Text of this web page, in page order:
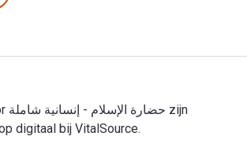
digitaal bij VitalSource.